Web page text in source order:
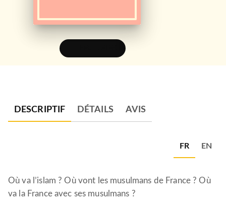
DESCRIPTIF DÉTAILS AVIS
FR EN
Où va l’islam ? Où vont les musulmans de France ? Où
va la France avec ses musulmans ?